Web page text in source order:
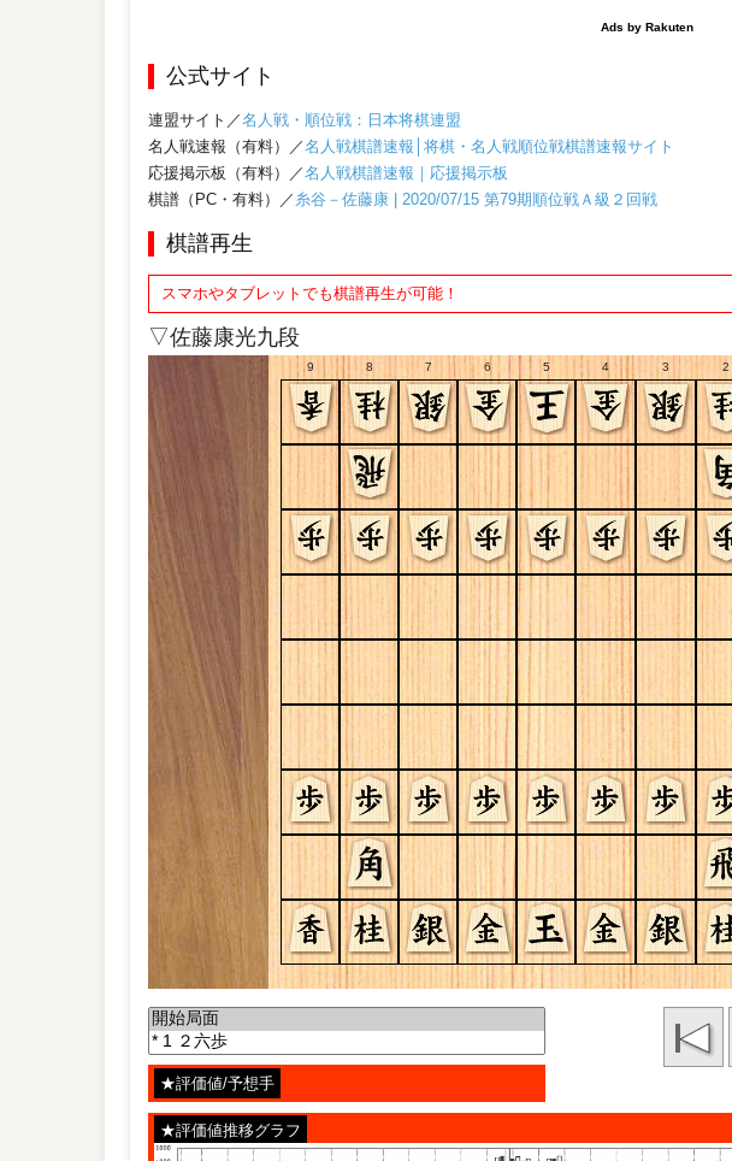
公式サイト
連盟サイト／名人戦・順位戦：日本将棋連盟
名人戦速報（有料）／名人戦棋譜速報│将棋・名人戦順位戦棋譜速報サイト
応援掲示板（有料）／名人戦棋譜速報｜応援掲示板
棋譜（PC・有料）／ 糸谷－佐藤康 | 2020/07/15 第79期順位戦Ａ級２回戦
棋譜再生
スマホやタブレットでも棋譜再生が可能！
▽佐藤康光九段
9 8 7 6 5 4 3 2
★評価値/予想手
★評価値推移グラフ